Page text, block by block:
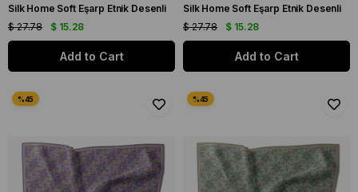
Silk Home Soft Eşarp Etnik Desenli
$ 15.28
$ 27.78
Add to Cart
Silk Home Soft Eşarp Etnik Desenli
$ 15.28
$ 27.78
Add to Cart